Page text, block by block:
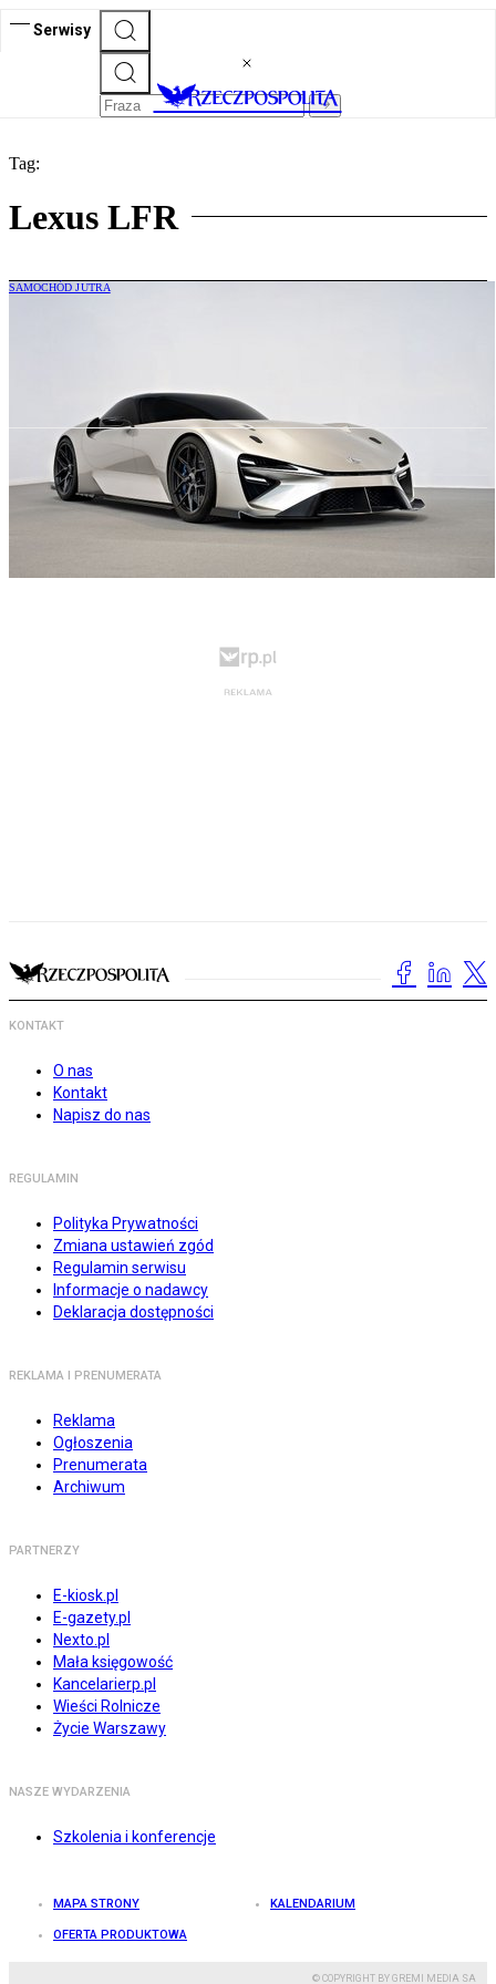
Serwisy
Tag:
Lexus LFR
SAMOCHÓD JUTRA
KONTAKT
O nas
Kontakt
Napisz do nas
REGULAMIN
Polityka Prywatności
Zmiana ustawień zgód
Regulamin serwisu
Informacje o nadawcy
Deklaracja dostępności
REKLAMA I PRENUMERATA
Reklama
Ogłoszenia
Prenumerata
Archiwum
PARTNERZY
E-kiosk.pl
E-gazety.pl
Nexto.pl
Mała księgowość
Kancelarierp.pl
Wieści Rolnicze
Życie Warszawy
NASZE WYDARZENIA
Szkolenia i konferencje
MAPA STRONY KALENDARIUM
OFERTA PRODUKTOWA
© COPYRIGHT BY GREMI MEDIA SA